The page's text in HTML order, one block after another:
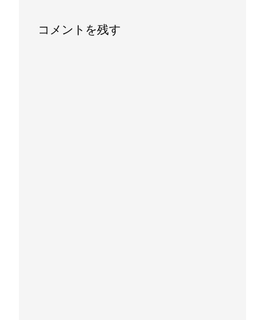
コメントを残す